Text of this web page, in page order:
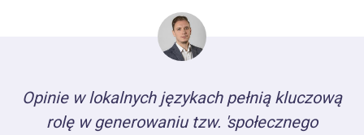
Opinie w lokalnych językach pełnią kluczową
rolę w generowaniu tzw. 'społecznego